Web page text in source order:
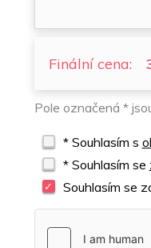
Finální cena:
Pole označená *
* Souhlasím s
* Souhlasím se
Souhlasím se